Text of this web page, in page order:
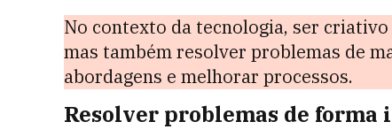
No contexto da tecnologia, ser
mas também resolver problemas de
abordagens e melhorar processos.
Resolver problemas de forma